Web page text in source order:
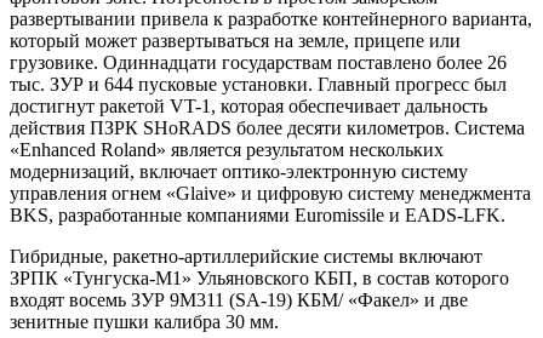
развертывании привела к разработке контейнерного варианта,
который может развертываться на земле, прицепе или
грузовике. Одиннадцати государствам поставлено более 26
тыс. ЗУР и 644 пусковые установки. Главный прогресс был
достигнут ракетой VT-1, которая обеспечивает дальность
действия ПЗРК SHoRADS более десяти километров. Система
«Enhanced Roland» является результатом нескольких
модернизаций, включает оптико-электронную систему
управления огнем «Glaive» и цифровую систему менеджмента
BKS, разработанные компаниями Euromissile и EADS-LFK.
Гибридные, ракетно-артиллерийские системы включают
ЗРПК «Тунгуска-М1» Ульяновского КБП, в состав которого
входят восемь ЗУР 9М311 (SA-19) КБМ/ «Факел» и две
зенитные пушки калибра 30 мм.